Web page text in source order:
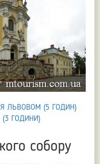
ЛЬВОВОМ (5 ГОДИН)
(3 ГОДИНИ)
собору